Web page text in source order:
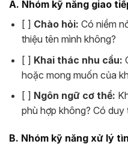
A. Nhóm kỹ năng giao
[ ] Chào hỏi: Có niềm
thiệu tên mình không?
[ ] Khai thác nhu cầu:
hoặc mong muốn của
[ ] Ngôn ngữ cơ thể:
phù hợp không? Có duy
B. Nhóm kỹ năng xử lý